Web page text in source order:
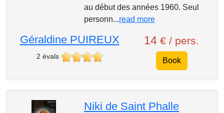
au début des années 1960. Seul
personn...read more
Géraldine PUIREUX
2 évals
14 € / pers.
Book
Niki de Saint Phalle